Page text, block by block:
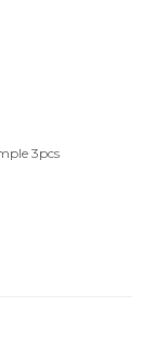
3pcs